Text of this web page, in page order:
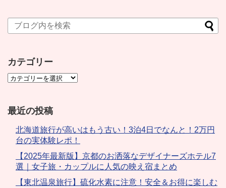
カテゴリー
最近の投稿
北海道旅行が高いはもう古い！3泊4日でなんと！2万円
台の実体験レポ！
【2025年最新版】京都のお洒落なデザイナーズホテル7
選｜女子旅・カップルに人気の映え宿まとめ
【東北温泉旅行】硫化水素に注意！安全＆お得に楽しむ